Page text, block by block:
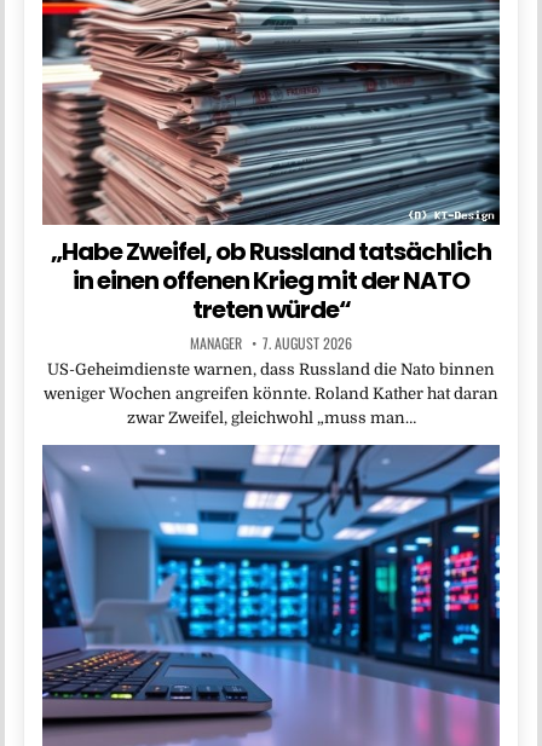
„Habe Zweifel, ob Russland tatsächlich
in einen offenen Krieg mit der NATO
treten würde“
MANAGER 7. AUGUST 2026
US-Geheimdienste warnen, dass Russland die Nato binnen
weniger Wochen angreifen könnte. Roland Kather hat daran
zwar Zweifel, gleichwohl „muss man…